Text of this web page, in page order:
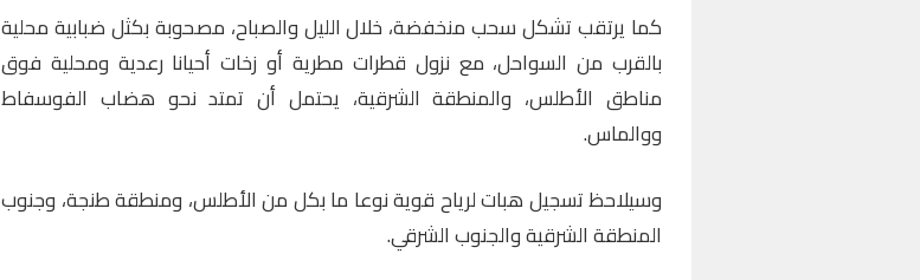
كما يرتقب تشكل سحب منخفضة، خلال الليل والصباح، مصحوبة بكثل ضبابية محلية
بالقرب من السواحل، مع نزول قطرات مطرية أو زخات أحيانا رعدية ومحلية فوق
مناطق الأطلس، والمنطقة الشرقية، يحتمل أن تمتد نحو هضاب الفوسفاط
ووالماس.
وسيلاحظ تسجيل هبات لرياح قوية نوعا ما بكل من الأطلس، ومنطقة طنجة، وجنوب
المنطقة الشرقية والجنوب الشرقي.